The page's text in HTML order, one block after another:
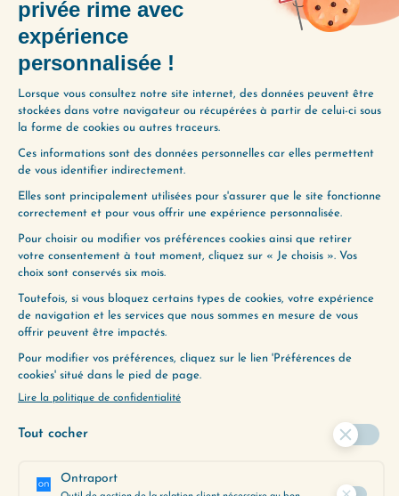
La culpabilité est une émotion qui peut être
assez présente dans nos vies, notamment si on
nous a appris à plaire à tout le…